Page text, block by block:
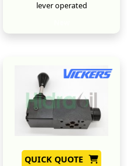
lever operated
QUICK QUOTE